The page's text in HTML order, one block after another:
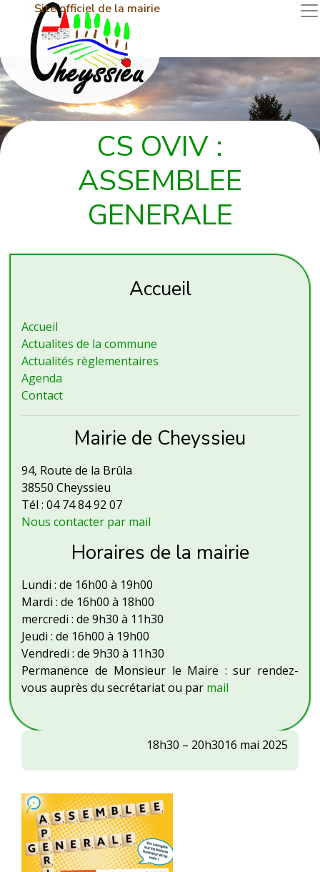
Site officiel de la mairie
CS OVIV :
ASSEMBLEE
GENERALE
Accueil
Accueil
Actualites de la commune
Actualités règlementaires
Agenda
Contact
Mairie de Cheyssieu
94, Route de la Brûla
38550 Cheyssieu
Tél : 04 74 84 92 07
Nous contacter par mail
Horaires de la mairie
Lundi : de 16h00 à 19h00
Mardi : de 16h00 à 18h00
mercredi : de 9h30 à 11h30
Jeudi : de 16h00 à 19h00
Vendredi : de 9h30 à 11h30
Permanence de Monsieur le Maire : sur rendez-
vous auprès du secrétariat ou par mail
CS
:
ASSEMBLEE
GENERALE
18h30 – 20h3016 mai 2025